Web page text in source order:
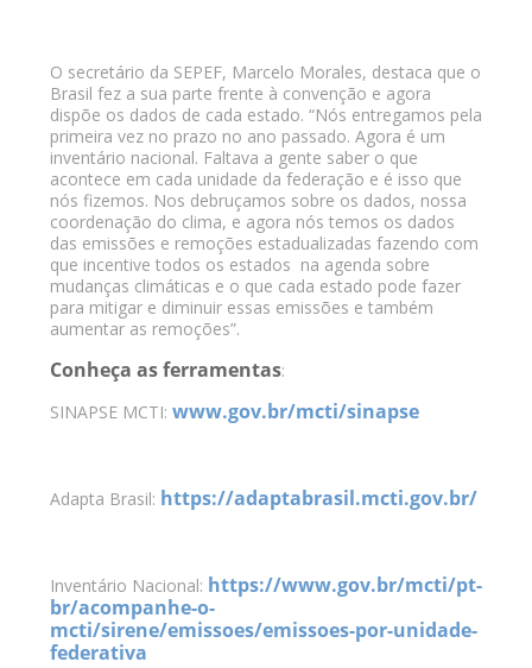
O secretário da SEPEF, Marcelo Morales, destaca que o
Brasil fez a sua parte frente à convenção e agora
dispõe os dados de cada estado. “Nós entregamos pela
primeira vez no prazo no ano passado. Agora é um
inventário nacional. Faltava a gente saber o que
acontece em cada unidade da federação e é isso que
nós fizemos. Nos debruçamos sobre os dados, nossa
coordenação do clima, e agora nós temos os dados
das emissões e remoções estadualizadas fazendo com
que incentive todos os estados na agenda sobre
mudanças climáticas e o que cada estado pode fazer
para mitigar e diminuir essas emissões e também
aumentar as remoções”.
Conheça as ferramentas:
SINAPSE MCTI: www.gov.br/mcti/sinapse
Adapta Brasil: https://adaptabrasil.mcti.gov.br/
Inventário Nacional: https://www.gov.br/mcti/pt-
br/acompanhe-o-
mcti/sirene/emissoes/emissoes-por-unidade-
federativa